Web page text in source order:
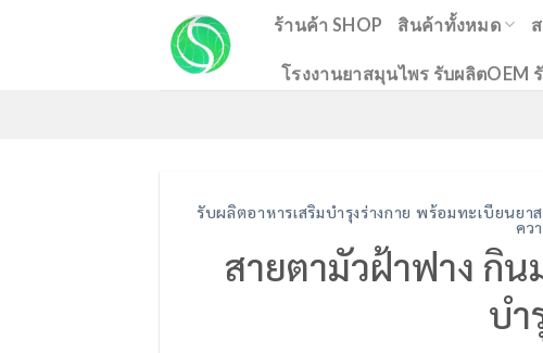
ร้านค้า SHOP สินค้าทั้งหมด
โรงงานยาสมุนไพร รับผลิตOEM
รับผลิตอาหารเสริมบำรุงร่างกาย พร้อมทะเบียนย
คว
สายตามัวฝ้าฟาง กิ
บำ